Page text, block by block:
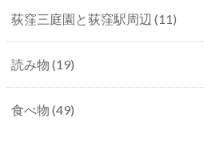
荻窪三庭園と荻窪駅周辺 (11)
読み物 (19)
食べ物 (49)